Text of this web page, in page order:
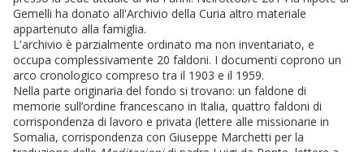
Gemelli ha donato all'Archivio della Curia altro materiale
appartenuto alla famiglia.
L'archivio è parzialmente ordinato ma non inventariato, e
occupa complessivamente 20 faldoni. I documenti coprono un
arco cronologico compreso tra il 1903 e il 1959.
Nella parte originaria del fondo si trovano: un faldone di
memorie sull’ordine francescano in Italia, quattro faldoni di
corrispondenza di lavoro e privata (lettere alle missionarie in
Somalia, corrispondenza con Giuseppe Marchetti per la